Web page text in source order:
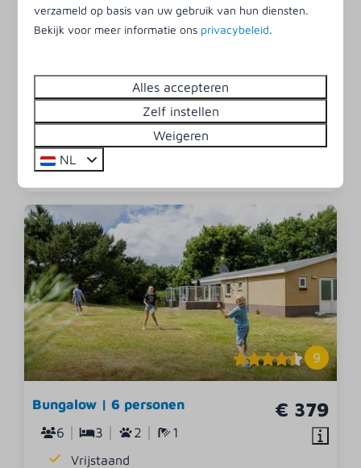
Schakelbungalow A | 6 personen
Dichtbij de speeltuin
vr 4 - ma 7 december
Bekijken
9
€ 379
Bungalow | 6 personen
6
3 2 1
Vrijstaand
verzameld op basis van uw gebruik van hun diensten.
Bekijk voor meer informatie ons privacybeleid.
Alles accepteren
Zelf instellen
Weigeren
NL